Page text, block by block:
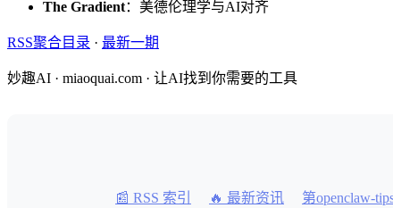
The Gradient：美德伦理学与AI对齐
RSS聚合目录 · 最新一期
妙趣AI · miaoquai.com · 让AI找到你需要的工具
📰 RSS 索引 🔥 最新资讯 第openclaw-